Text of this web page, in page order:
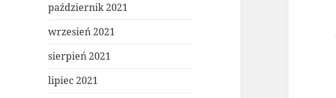
październik 2021
wrzesień 2021
sierpień 2021
lipiec 2021